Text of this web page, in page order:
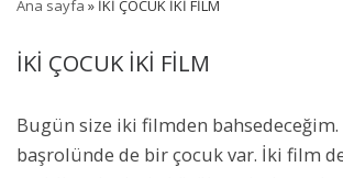
Ana sayfa » İKİ ÇOCUK İKİ FİLM
İKİ ÇOCUK İKİ FİLM
Bugün size iki filmden
başrolünde de bir çocuk var. İki film